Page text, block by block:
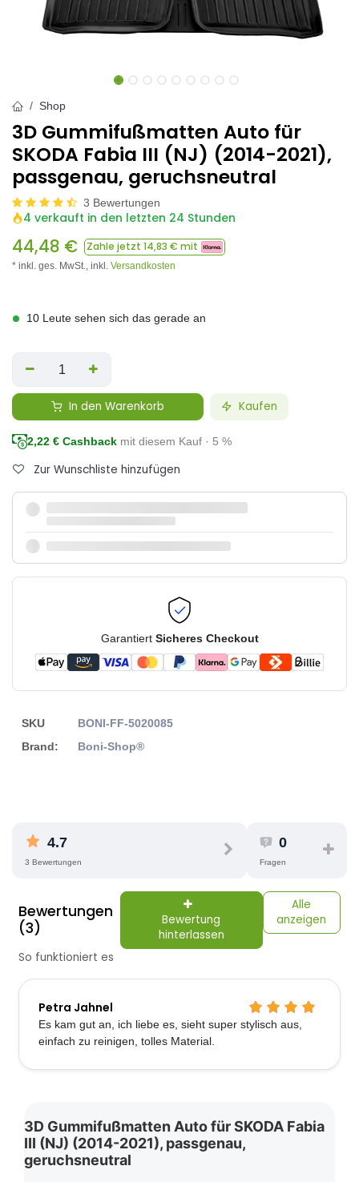
Shop
3D Gummifußmatten Auto für
SKODA Fabia III (NJ) (2014-2021),
passgenau, geruchsneutral
3 Bewertungen
4 verkauft in den letzten 24 Stunden
44,48 € Zahle jetzt 14,83 € mit
* inkl. ges. MwSt., inkl. Versandkosten
10 Leute sehen sich das gerade an
In den Warenkorb Kaufen
2,22 € Cashback mit diesem Kauf · 5 %
Zur Wunschliste hinzufügen
Garantiert Sicheres Checkout
SKU
BONI-FF-5020085
Brand:
Boni-Shop®
4.7
3 Bewertungen
0
Fragen
Bewertungen
(3)
Bewertung
hinterlassen
Alle
anzeigen
So funktioniert es
Petra Jahnel
Es kam gut an, ich liebe es, sieht super stylisch aus,
einfach zu reinigen, tolles Material.
3D Gummifußmatten Auto für SKODA Fabia
III (NJ) (2014-2021), passgenau,
geruchsneutral